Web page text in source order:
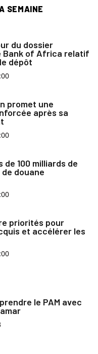
SEMAINE
du dossier
Bank of Africa relatif
dépôt
promet une
après sa
100 milliards de
douane
priorités pour
et accélérer les
le PAM avec